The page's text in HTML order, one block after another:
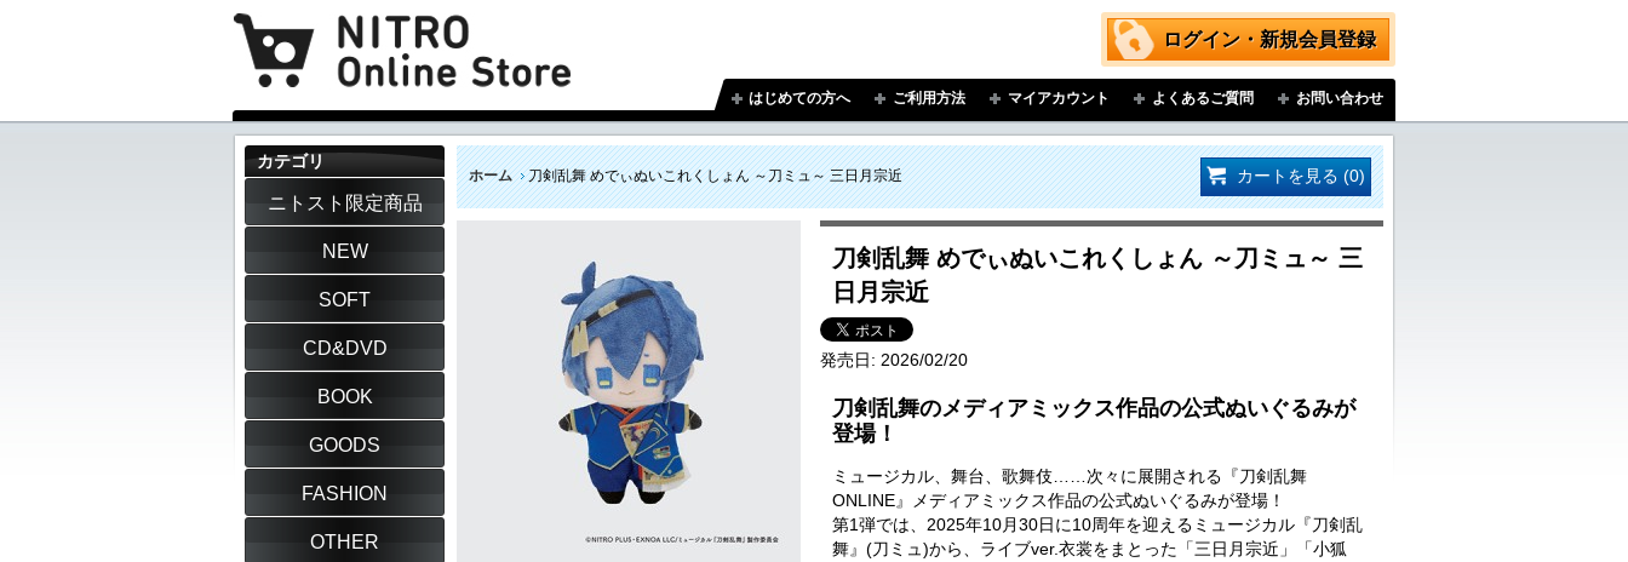
ログイン・新規会員登録
はじめての方へ ご利用方法 マイアカウント よくあるご質問 お問い合わせ
ホーム 刀剣乱舞 めでぃぬいこれくしょん ～刀ミュ～ 三日月宗近 カートを見る (0)
刀剣乱舞 めでぃぬいこれくしょん ～刀ミュ～ 三
日月宗近
発売日: 2026/02/20
刀剣乱舞のメディアミックス作品の公式ぬいぐるみが
登場！
ミュージカル、舞台、歌舞伎……次々に展開される『刀剣乱舞
ONLINE』メディアミックス作品の公式ぬいぐるみが登場！
第1弾では、2025年10月30日に10周年を迎えるミュージカル『刀剣乱
舞』(刀ミュ)から、ライブver.衣裳をまとった「三日月宗近」「小狐
カテゴリ
ニトスト限定商品
NEW
SOFT
CD&DVD
BOOK
GOODS
FASHION
OTHER